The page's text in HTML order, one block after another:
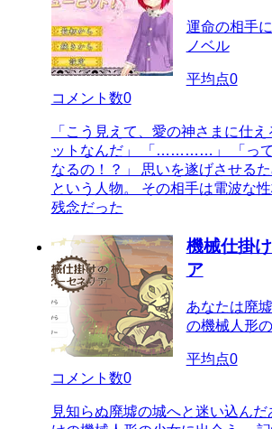
運命の相手
ノベル
平均点0
コメント数0
「こう見えて、愛の神さまに仕
ットなんだ」 「…………」 「って
なるの！？」 思いを遂げさせる
という人物。 その相手は電波な
残念だった
機械仕掛
ア
あなたは廃
の機械人形
平均点0
コメント数0
見知らぬ廃墟の城へと迷い込ん